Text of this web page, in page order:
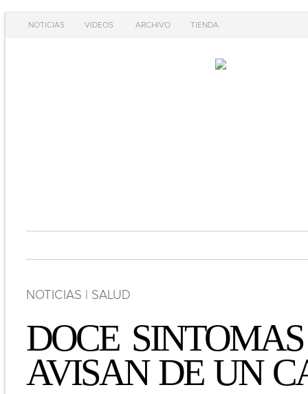
NOTICIAS VIDEOS ARCHIVO TIENDA
NOTICIAS | SALUD
DOCE
AVISAN-DE- UN-